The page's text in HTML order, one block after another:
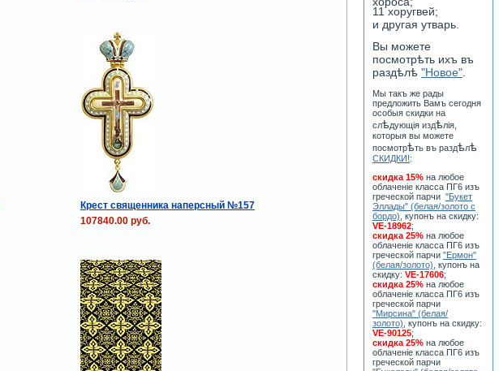
Крест священника наперсный №157
107840.00 руб.
11 хоругвей;
и другая утварь.
Вы можете
посмотрѣть ихъ въ
раздѣлѣ "Новое"
Мы такъ же рады
предложить Вамъ сегодня
особыя скидки на
слѣдующiя издѣлiя,
которыя вы можете
посмотрѣть въ раздѣлѣ
СКИДКИ!:
скидка 15% на любое
облаченiе класса ПГ6 изъ
греческой парчи "Букет
Эллады" (белая/золото с
бордо) , купонъ на скидку:
VE-18962;
скидка 25% на любое
облаченiе класса ПГ6 изъ
греческой парчи "Ермон"
(белая/золото) , купонъ на
скидку: VE-17606;
скидка 25% на любое
облаченiе класса ПГ6 изъ
греческой парчи
"Мирсина" (белая/
золото) , купонъ на скидку:
VE-90125;
скидка 25% на любое
облаченiе класса ПГ6 изъ
греческой парчи